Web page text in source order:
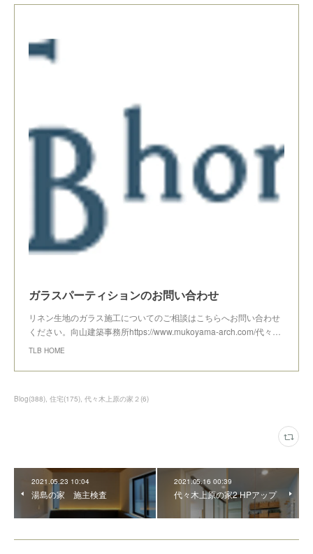
ガラスパーティションのお問い合わせ
リネン生地のガラス施工についてのご相談はこちらへお問い合わせ
ください。向山建築事務所https://www.mukoyama-arch.com/代々…
TLB HOME
Blog(388) 住宅(175) 代々木上原の家２ (6)
2021.05.23 10:04
湯島の家 施主検査
2021.05.16 00:39
代々木上原の家2 HPアップ